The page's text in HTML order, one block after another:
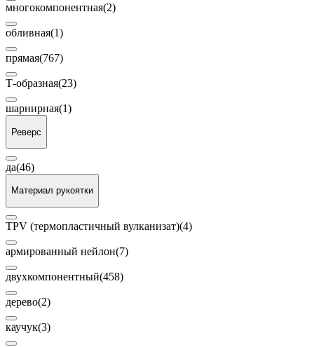
многокомпонентная(2)
обливная(1)
прямая(767)
Т-образная(23)
шарнирная(1)
Реверс
да(46)
Материал рукоятки
TPV (термопластичный вулканизат)(4)
армированный нейлон(7)
двухкомпонентный(458)
дерево(2)
каучук(3)